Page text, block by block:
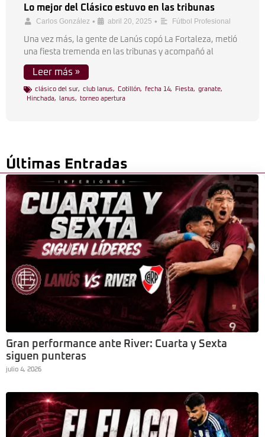
Lo mejor del Clásico estuvo en las tribunas
Carlos González • abril 20, 2025 • Fútbol Profesional
Una vez más, la gente de Lanús copó La Fortaleza, metió
una fiesta tremenda en las tribunas y acompañó al
Leer más »
clásico del sur, club lanus, Cotillón, fecha 14, Fiesta, granate,
Hinchada, lanus, torneo apertura
Últimas Entradas
Gran performance ante River: Cuarta y Sexta
siguen punteras
julio 4, 2026